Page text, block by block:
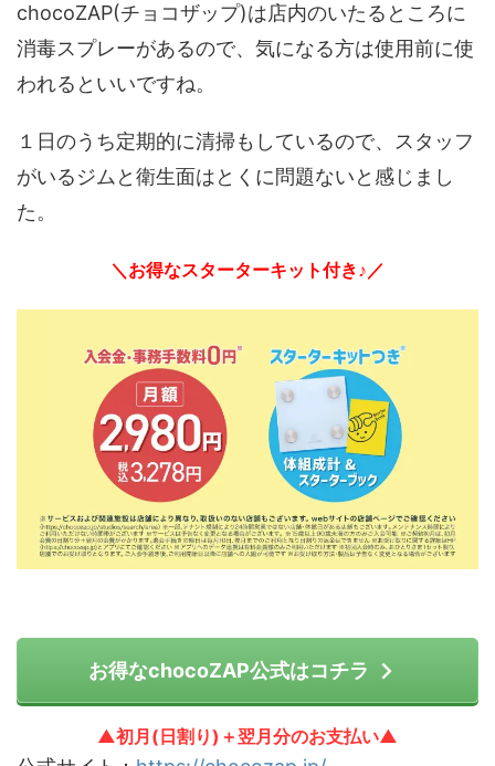
chocoZAP(チョコザップ)は店内のいたるところに
消毒スプレーがあるので、気になる方は使用前に使
われるといいですね。
１日のうち定期的に清掃もしているので、スタッフ
がいるジムと衛生面はとくに問題ないと感じまし
た。
＼お得なスターターキット付き♪／
お得なchocoZAP公式はコチラ
▲初月(日割り)＋翌月分のお支払い▲